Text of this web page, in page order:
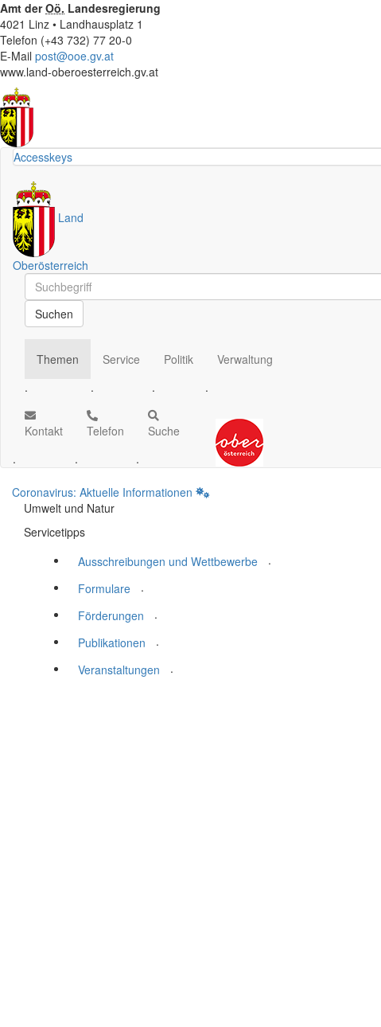
Amt derOö. Landesregierung
4021 Linz • Landhausplatz 1
Telefon (+43 732) 77 20-0
E-Mail post@ooe.gv.at
www.land-oberoesterreich.gv.at
Accesskeys
Land
Oberösterreich
Schnellsuche
Schnellsuche
Suchen
Themen
.
Service
.
Politik
.
Verwaltung
.
Kontakt
.
Telefon
.
Suche
.
Coronavirus: Aktuelle Informationen
Umwelt und Natur
Servicetipps
Ausschreibungen und Wettbewerbe
.
Formulare
.
Förderungen
.
Publikationen
.
Veranstaltungen
.